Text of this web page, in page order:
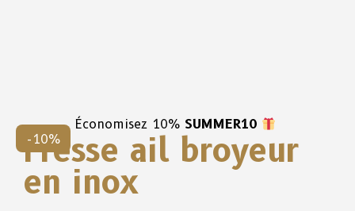
-10%
Économisez 10% SUMMER10
Presse ail broyeur
en inox